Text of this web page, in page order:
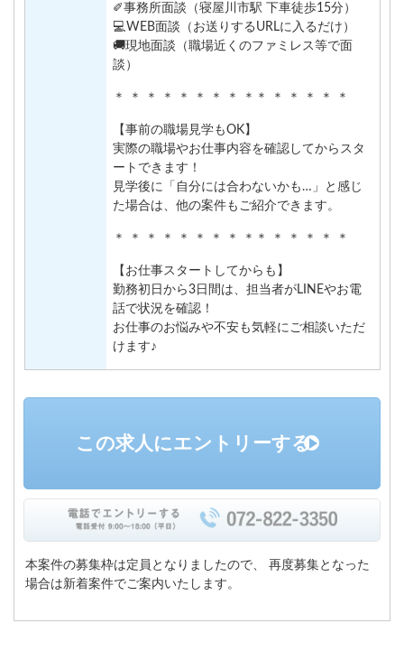
✐事務所面談（寝屋川市駅 下車徒歩15分）
💻WEB面談（お送りするURLに入るだけ）
🚚現地面談（職場近くのファミレス等で面
談）
＊ ＊ ＊ ＊ ＊ ＊ ＊ ＊ ＊＊ ＊ ＊ ＊ ＊ ＊
【事前の職場見学もOK】
実際の職場やお仕事内容を確認してからスタ
ートできます！
見学後に「自分には合わないかも…」と感じ
た場合は、他の案件もご紹介できます。
＊ ＊ ＊ ＊ ＊ ＊ ＊ ＊ ＊＊ ＊ ＊ ＊ ＊ ＊
【お仕事スタートしてからも】
勤務初日から3日間は、担当者がLINEやお電
話で状況を確認！
お仕事のお悩みや不安も気軽にご相談いただ
けます♪
この求人にエントリーする
本案件の募集枠は定員となりましたので、
再度募集となった
場合は新着案件でご案内いたします。